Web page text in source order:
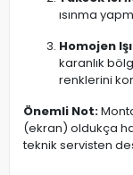
ısınma
Homojen
karanlık
renklerini
Önemli Not:
(ekran) oldukça
teknik servisten